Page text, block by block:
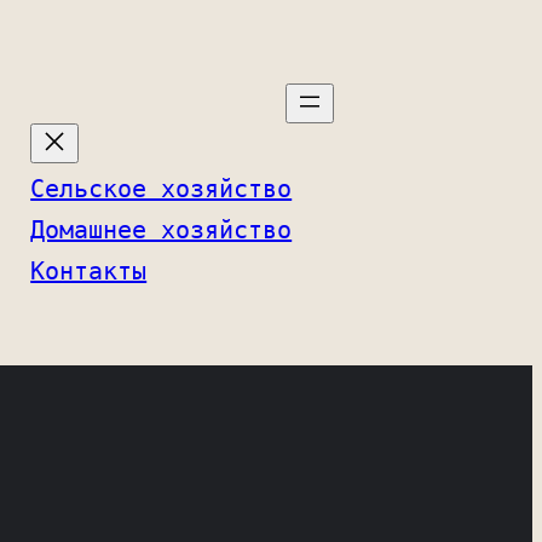
Сельское хозяйство
Домашнее хозяйство
Контакты